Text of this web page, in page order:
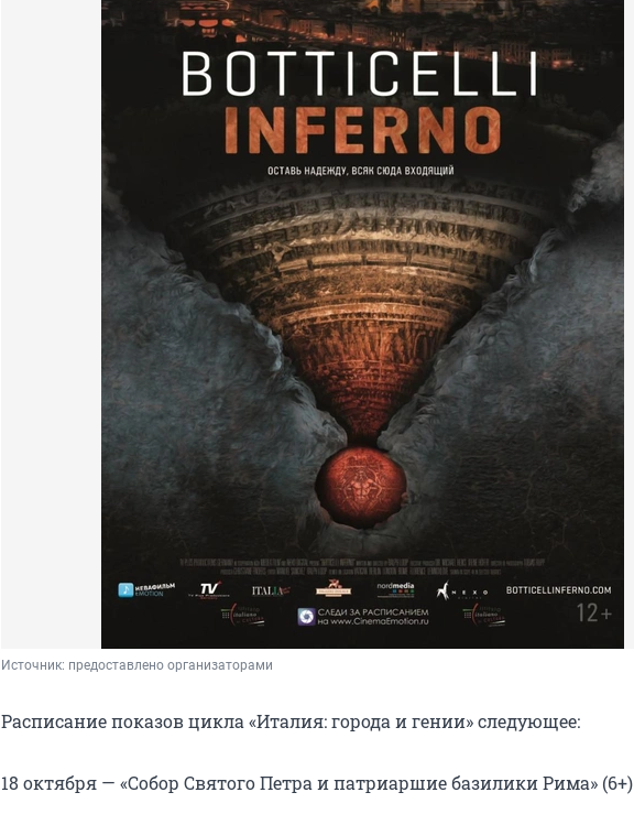
Источник: предоставлено организаторами
Расписание показов цикла «Италия: города и гении» следующее:
18 октября — «Собор Святого Петра и патриаршие базилики Рима» (6+)